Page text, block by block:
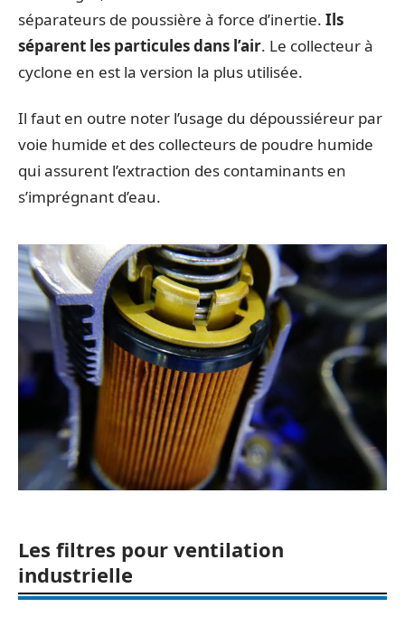
séparateurs de poussière à force d’inertie. Ils
séparent les particules dans l’air. Le collecteur à
cyclone en est la version la plus utilisée.
Il faut en outre noter l’usage du dépoussiéreur par
voie humide et des collecteurs de poudre humide
qui assurent l’extraction des contaminants en
s’imprégnant d’eau.
Les filtres pour ventilation
industrielle